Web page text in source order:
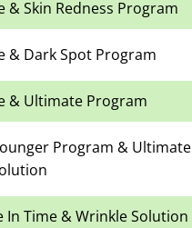
& Skin Redness Program
& Dark Spot Program
& Ultimate Program
Program & Ultimate
In Time & Wrinkle Solution